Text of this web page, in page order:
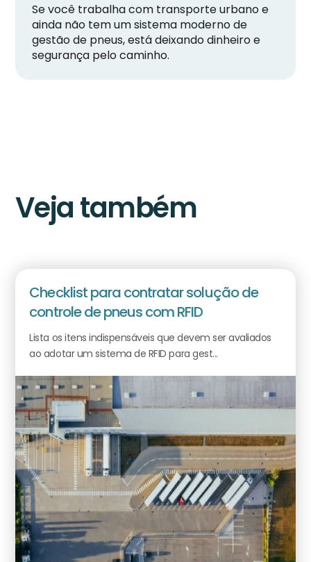
Se você trabalha com transporte urbano e
ainda não tem um sistema moderno de
gestão de pneus, está deixando dinheiro e
segurança pelo caminho.
Veja também
Checklist para contratar solução de
controle de pneus com RFID
Lista os itens indispensáveis que devem ser avaliados
ao adotar um sistema de RFID para gest...